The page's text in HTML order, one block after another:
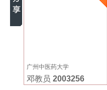
广州中医药大学
邓教员 2003256